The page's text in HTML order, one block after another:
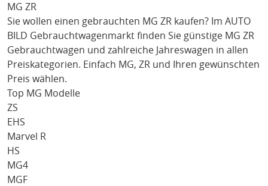
MG ZR
Sie wollen einen gebrauchten MG ZR kaufen? Im AUTO
BILD Gebrauchtwagenmarkt finden Sie günstige MG ZR
Gebrauchtwagen und zahlreiche Jahreswagen in allen
Preiskategorien. Einfach MG, ZR und Ihren gewünschten
Preis wählen.
Top MG Modelle
ZS
EHS
Marvel R
HS
MG4
MGF